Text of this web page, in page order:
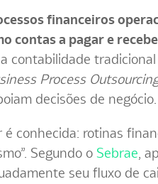
financeiros
contas a pagar e
contabilidade
Process
decisões de negócio.
conhecida: rotinas
Segundo oSebrae ,
seu fluxo de